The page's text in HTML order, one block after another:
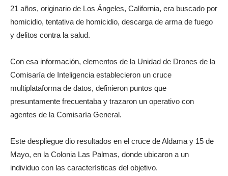
21 años, originario de Los Ángeles, California, era buscado por
homicidio, tentativa de homicidio, descarga de arma de fuego
y delitos contra la salud.
Con esa información, elementos de la Unidad de Drones de la
Comisaría de Inteligencia establecieron un cruce
multiplataforma de datos, definieron puntos que
presuntamente frecuentaba y trazaron un operativo con
agentes de la Comisaría General.
Este despliegue dio resultados en el cruce de Aldama y 15 de
Mayo, en la Colonia Las Palmas, donde ubicaron a un
individuo con las características del objetivo.